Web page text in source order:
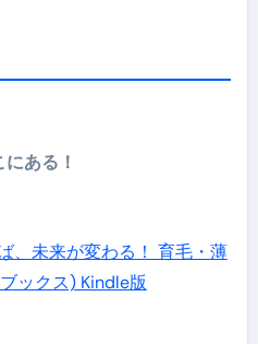
ある！
、未来が変わる！ 育毛・薄
ックス) Kindle版